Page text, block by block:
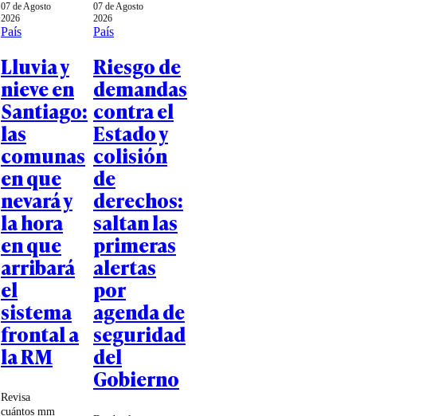
07 de Agosto
2026
País
Lluvia y
nieve en
Santiago:
las
comunas
en que
nevará y
la hora
en que
arribará
el
sistema
frontal a
la RM
Revisa
cuántos mm
07 de Agosto
2026
País
Riesgo de
demandas
contra el
Estado y
colisión
de
derechos:
saltan las
primeras
alertas
por
agenda de
seguridad
del
Gobierno